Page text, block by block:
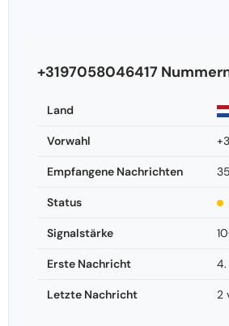
+3197058046417
Land
Vorwahl
Empfangene Nachrichten 35
Status
Signalstärke
Erste Nachricht
Letzte Nachricht 2